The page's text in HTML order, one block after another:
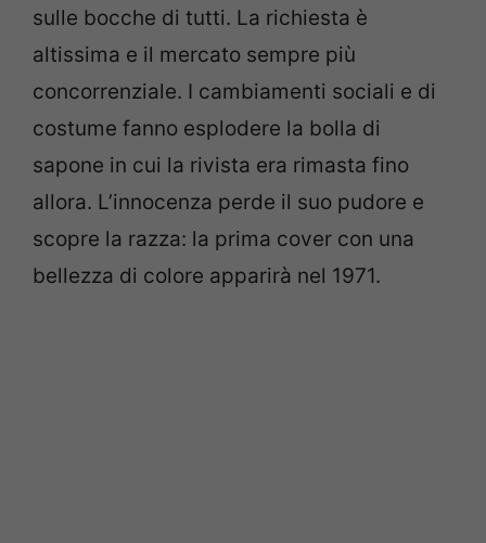
sulle bocche di tutti. La richiesta è
altissima e il mercato sempre più
concorrenziale. I cambiamenti sociali e di
costume fanno esplodere la bolla di
sapone in cui la rivista era rimasta fino
allora. L’innocenza perde il suo pudore e
scopre la razza: la prima cover con una
bellezza di colore apparirà nel 1971.